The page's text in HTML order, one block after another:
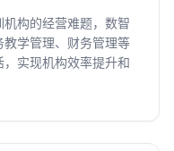
构的经营难题，数智
学管理、财务管理等
实现机构效率提升和